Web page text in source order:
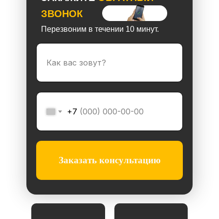
ЗВОНОК
+7
Заказать консультацию
Перезвоним в течении 10 минут.